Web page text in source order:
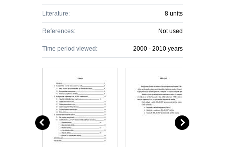
Literature: 8 units
References: Not used
Time period viewed: 2000 - 2010 years